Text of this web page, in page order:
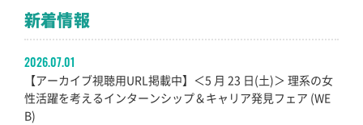
新着情報
2026.07.01
【アーカイブ視聴用URL掲載中】＜5 月 23 日(土)＞ 理系の女
性活躍を考えるインターンシップ＆キャリア発見フェア (WE
B)